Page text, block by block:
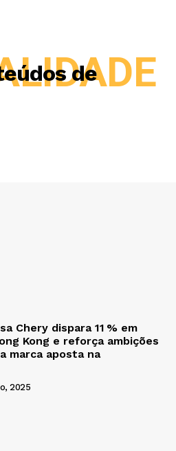
de
Chery dispara 11 % em
Kong e reforça ambições
marca aposta na
2025